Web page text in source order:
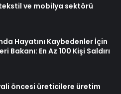
tekstil ve mobilya sektörü
Hayatını Kaybedenler İçin
Bakanı: En Az 100 Kişi Saldırı
öncesi üreticilere üretim